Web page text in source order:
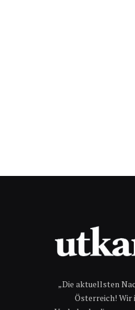
„Die aktuellsten
Österreich! Wir